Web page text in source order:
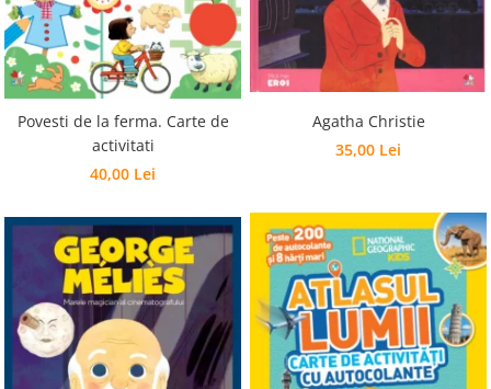
Povesti de la ferma. Carte de
activitati
40,00 Lei
Agatha Christie
35,00 Lei